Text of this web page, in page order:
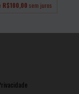
R$100,00 sem juros